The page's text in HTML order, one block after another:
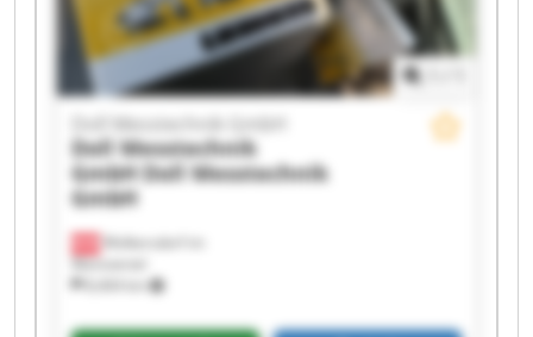
Wolkersdorf im
Weinviertel
8,404 km
Doll Messtechnik GmbH
Doll Messtechnik
GmbHDoll Messtechnik
GmbH